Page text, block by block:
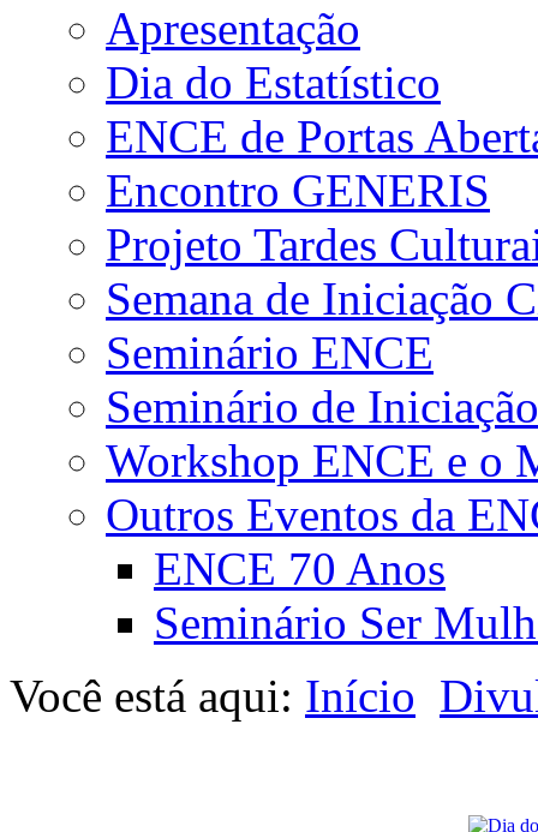
Apresentação
Dia do Estatístico
ENCE de Portas
Encontro GENERIS
Projeto Tardes
Semana de Iniciação
Seminário ENCE
Seminário de
Workshop ENCE e o
Outros Eventos da
ENCE 70 Anos
Seminário Ser
Você está aqui: Início